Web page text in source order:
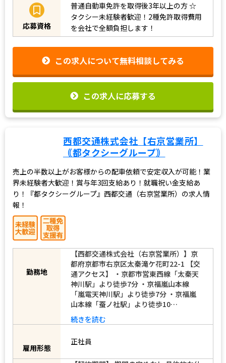
応募資格
普通自動車免許を取得後3年以上の方☆
タクシー未経験者歓迎！2種免許取得費用
を会社で全額負担します！
この求人について無料相談してみる
この求人に応募する
西都交通株式会社【右京営業所】
｟都タクシーグループ｠
売上の半数以上がお客様からの配車依頼で安定収入が可能！業
界未経験者大歓迎！賞与年3回支給あり！就職祝い金支給あ
り！『都タクシーグループ』西都交通（右京営業所）の求人情
報！
勤務地
【西都交通株式会社（右京営業所）】京
都府京都市右京区太秦滝ケ花町22-1 【交
通アクセス】 ・京都市営東西線「太秦天
神川駅」より徒歩7分 ・京福嵐山本線
「嵐電天神川駅」より徒歩7分 ・京福嵐
山本線「蚕ノ社駅」より徒歩10…
続きを読む
雇用形態
正社員